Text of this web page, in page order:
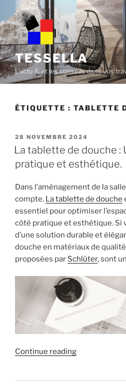
content
TESSELLA
L'actu & et les conseils dans vos
ÉTIQUETTE : TABLETTE
POSTED
ON
28 NOVEMBRE 2024
La tablette de douche :
pratique et esthétique.
Dans l’aménagement de la
compte. La tablette de douche
essentiel pour optimiser
côté pratique et esthétique. Si
d’une solution durable et
douche en matériaux de
proposées par Schlüter, sont
Continue reading« La